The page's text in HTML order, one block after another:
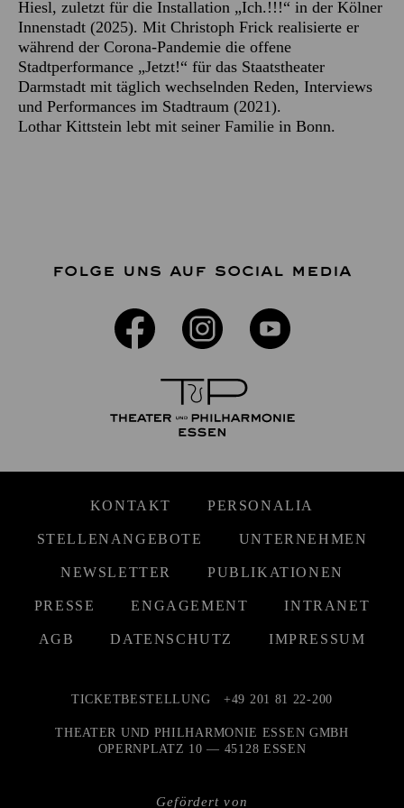
Hiesl, zuletzt für die Installation „Ich.!!!“ in der Kölner
Innenstadt (2025). Mit Christoph Frick realisierte er
während der Corona-Pandemie die offene
Stadtperformance „Jetzt!“ für das Staatstheater
Darmstadt mit täglich wechselnden Reden, Interviews
und Performances im Stadtraum (2021).
Lothar Kittstein lebt mit seiner Familie in Bonn.
FOLGE UNS AUF SOCIAL MEDIA
KONTAKT PERSONALIA
STELLENANGEBOTE UNTERNEHMEN
NEWSLETTER PUBLIKATIONEN
PRESSE ENGAGEMENT INTRANET
AGB DATENSCHUTZ IMPRESSUM
Gefördert von
TICKETBESTELLUNG +49 201 81 22-200
THEATER UND PHILHARMONIE ESSEN GMBH
OPERNPLATZ 10 — 45128 ESSEN